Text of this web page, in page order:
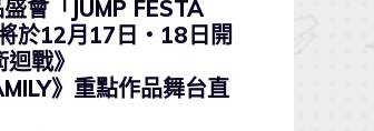
盛會「JUMP FESTA
於12月17日・18日開
戰》
》重點作品舞台直